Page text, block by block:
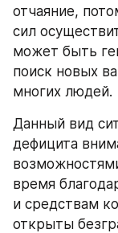
отчаяние,
сил
может быть
поиск новых
многих людей.
Данный вид
дефицита
время
и средствам
открыты